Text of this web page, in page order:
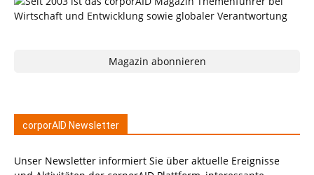
Magazin abonnieren
corporAID Newsletter
Unser Newsletter informiert Sie über aktuelle Ereignisse